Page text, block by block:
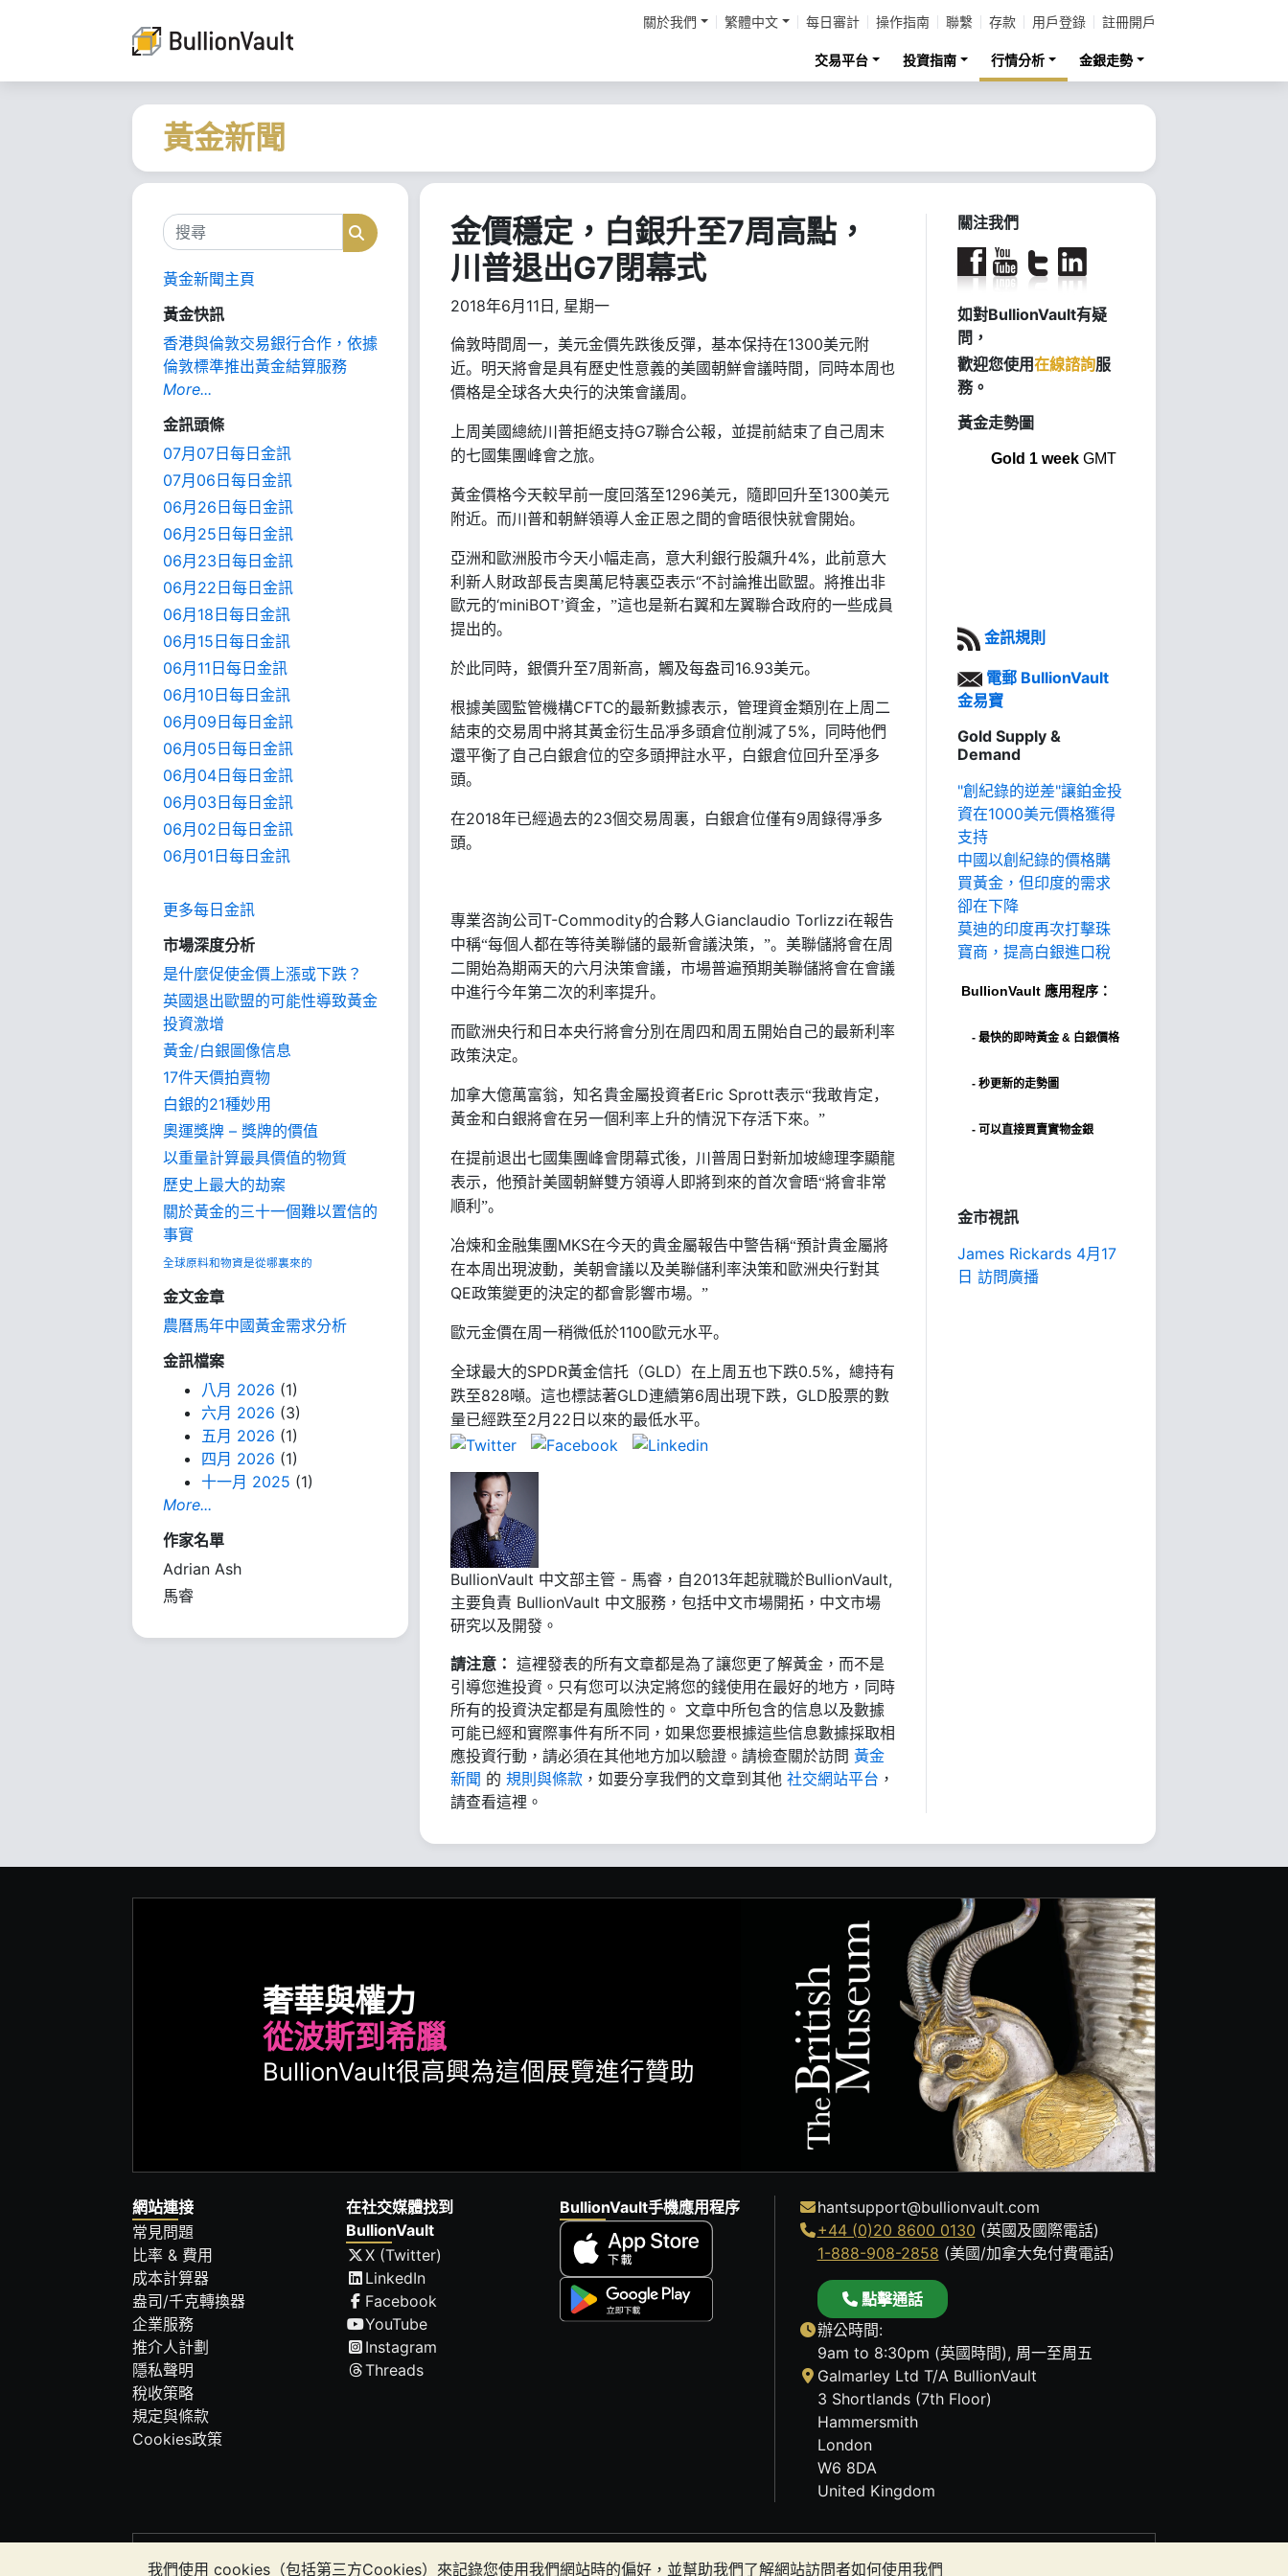
我們使用 cookies（包括第三方Cookies）來記錄您使用我們網站時的偏好，並幫助我們了解網站訪問者如何使用我們
關於我們 繁體中文 每日審計 操作指南 聯繫 存款 用戶登錄 註冊開戶
交易平台 投資指南 行情分析 金銀走勢
黃金新聞
搜尋 搜尋
黃金新聞主頁
黃金快訊
香港與倫敦交易銀行合作，依據
倫敦標準推出黃金結算服務
More...
金訊頭條
07月07日每日金訊
07月06日每日金訊
06月26日每日金訊
06月25日每日金訊
06月23日每日金訊
06月22日每日金訊
06月18日每日金訊
06月15日每日金訊
06月11日每日金訊
06月10日每日金訊
06月09日每日金訊
06月05日每日金訊
06月04日每日金訊
06月03日每日金訊
06月02日每日金訊
06月01日每日金訊
更多每日金訊
市場深度分析
是什麼促使金價上漲或下跌？
英國退出歐盟的可能性導致黃金
投資激增
黃金/白銀圖像信息
17件天價拍賣物
白銀的21種妙用
奧運獎牌 – 獎牌的價值
以重量計算最具價值的物質
歷史上最大的劫案
關於黃金的三十一個難以置信的
事實
全球原料和物資是從哪裏來的
金文金章
農曆馬年中國黃金需求分析
金訊檔案
八月 2026 (1)
六月 2026 (3)
五月 2026 (1)
四月 2026 (1)
十一月 2025 (1)
More...
作家名單
Adrian Ash
馬睿
金價穩定，白銀升至7周高點，
川普退出G7閉幕式
2018年6月11日, 星期一
倫敦時間周一，美元金價先跌後反彈，基本保持在1300美元附
近。明天將會是具有歷史性意義的美國朝鮮會議時間，同時本周也
價格是全球各大央行的決策會議周。
上周美國總統川普拒絕支持G7聯合公報，並提前結束了自己周末
的七國集團峰會之旅。
黃金價格今天較早前一度回落至1296美元，隨即回升至1300美元
附近。而川普和朝鮮領導人金正恩之間的會晤很快就會開始。
亞洲和歐洲股市今天小幅走高，意大利銀行股飆升4%，此前意大
利新人財政部長吉奧萬尼特裏亞表示“不討論推出歐盟。將推出非
歐元的‘miniBOT’資金，”這也是新右翼和左翼聯合政府的一些成員
提出的。
於此同時，銀價升至7周新高，觸及每盎司 16.93美元。
根據美國監管機構CFTC的最新數據表示，管理資金類別在上周二
結束的交易周中將其黃金衍生品凈多頭倉位削減了5%，同時他們
還平衡了自己白銀倉位的空多頭押註水平，白銀倉位回升至凈多
頭。
在2018年已經過去的23個交易周裏，白銀倉位僅有9周錄得凈多
頭。
專業咨詢公司T-Commodity的合夥人Gianclaudio Torlizzi在報告
中稱“每個人都在等待美聯儲的最新會議決策，”。美聯儲將會在周
二開始為期兩天的六月決策會議，市場普遍預期美聯儲將會在會議
中進行今年第二次的利率提升。
而歐洲央行和日本央行將會分別在周四和周五開始自己的最新利率
政策決定。
加拿大億萬富翁，知名貴金屬投資者Eric Sprott表示“我敢肯定，
黃金和白銀將會在另一個利率上升的情況下存活下來。”
在提前退出七國集團峰會閉幕式後，川普周日對新加坡總理李顯龍
表示，他預計美國朝鮮雙方領導人即將到來的首次會晤“將會非常
順利”。
冶煉和金融集團 MKS在今天的貴金屬報告中警告稱“預計貴金屬將
在本周出現波動，美朝會議以及美聯儲利率決策和歐洲央行對其
QE政策變更的決定的都會影響市場。”
歐元金價在周一稍微低於1100歐元水平。
全球最大的SPDR黃金信托（GLD）在上周五也下跌0.5%，總持有
跌至828噸。這也標誌著GLD連續第6周出現下跌， GLD股票的數
量已經跌至2月 22 日以來的最低水平。
BullionVault 中文部主管 - 馬睿，自2013年起就職於BullionVault,
主要負責 BullionVault 中文服務，包括中文市場開拓，中文市場
研究以及開發。
請注意： 這裡發表的所有文章都是為了讓您更了解黃金，而不是
引導您進投資。只有您可以決定將您的錢使用在最好的地方，同時
所有的投資決定都是有風險性的。 文章中所包含的信息以及數據
可能已經和實際事件有所不同，如果您要根據這些信息數據採取相
應投資行動，請必須在其他地方加以驗證。請檢查關於訪問 黃金
新聞 的 規則與條款 ，如要分享我們的文章到其他 社交網站平台 ，
請查看這裡。
關注我們
如對BullionVault有疑
問，
歡迎您使用在線諮詢服
務。
黃金走勢圖
Gold 1 weekGMT
金訊規則
電郵 BullionVault
金易寶
Gold Supply &
Demand
"創紀錄的逆差"讓鉑金投
資在1000美元價格獲得
支持
中國以創紀錄的價格購
買黃金，但印度的需求
卻在下降
莫迪的印度再次打擊珠
寶商，提高白銀進口稅
BullionVault 應用程序：
- 最快的即時黃金 & 白銀價格
- 秒更新的走勢圖
- 可以直接買賣實物金銀
金市視訊
James Rickards 4月17
日 訪問廣播
奢華與權力
從波斯到希臘
BullionVault很高興為這個展覽進行贊助
網站連接
常見問題
比率 & 費用
成本計算器
盎司/千克轉換器
企業服務
推介人計劃
隱私聲明
稅收策略
規定與條款
Cookies政策
在社交媒體找到
BullionVault
X (Twitter)
LinkedIn
Facebook
YouTube
Instagram
Threads
BullionVault手機應用程序
hantsupport@bullionvault.com
+44 (0)20 8600 0130 (英國及國際電話)
1-888-908-2858 (美國/加拿大免付費電話)
點擊通話
辦公時間:
9am to 8:30pm (英國時間), 周一至周五
Galmarley Ltd T/A BullionVault
3 Shortlands (7th Floor)
Hammersmith
London
W6 8DA
United Kingdom